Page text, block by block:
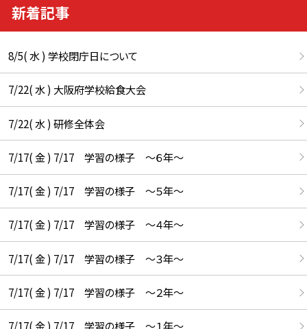
新着記事
8/5( 水 ) 学校閉庁日について
7/22( 水 ) 大阪府学校給食大会
7/22( 水 ) 研修全体会
7/17( 金 ) 7/17 学習の様子 ～６年～
7/17( 金 ) 7/17 学習の様子 ～５年～
7/17( 金 ) 7/17 学習の様子 ～４年～
7/17( 金 ) 7/17 学習の様子 ～３年～
7/17( 金 ) 7/17 学習の様子 ～２年～
7/17( 金 ) 7/17 学習の様子 ～１年～